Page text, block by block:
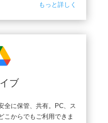
もっと詳しく
ブ
全に保管、共有。PC、ス
こからでもご利用できま